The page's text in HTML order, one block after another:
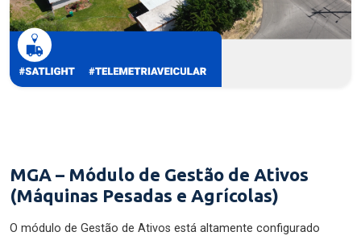
MGA – Módulo de Gestão de Ativos
(Máquinas Pesadas e Agrícolas)
O módulo de Gestão de Ativos está altamente configurado